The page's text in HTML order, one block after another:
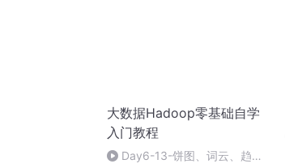
大数据Hadoop零基础自学
入门教程
Day6-13-饼图、词云、趋势